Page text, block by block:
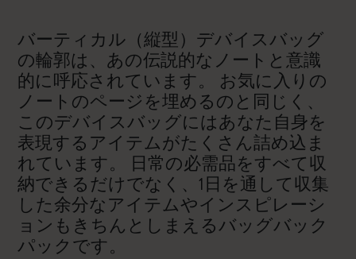
バーティカル（縦型）デバイスバッグ
の輪郭は、あの伝説的なノートと意識
的に呼応されています。 お気に入りの
ノートのページを埋めるのと同じく、
このデバイスバッグにはあなた自身を
表現するアイテムがたくさん詰め込ま
れています。 日常の必需品をすべて収
納できるだけでなく、1日を通して収集
した余分なアイテムやインスピレーシ
ョンもきちんとしまえるバッグバック
パックです。